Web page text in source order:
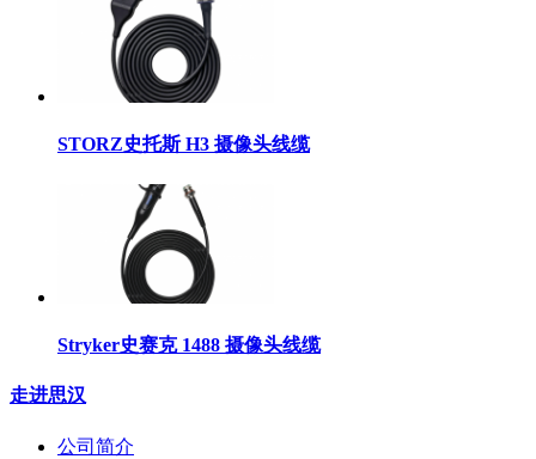
STORZ史托斯 H3 摄像头线缆
Stryker史赛克 1488 摄像头线缆
走进思汉
公司简介